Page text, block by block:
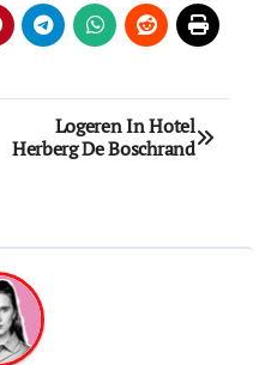
Logeren In Hotel
Herberg De Boschrand